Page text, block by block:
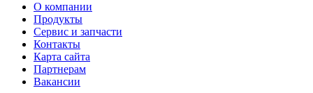
О компании
Продукты
Сервис и запчасти
Контакты
Карта сайта
Партнерам
Вакансии